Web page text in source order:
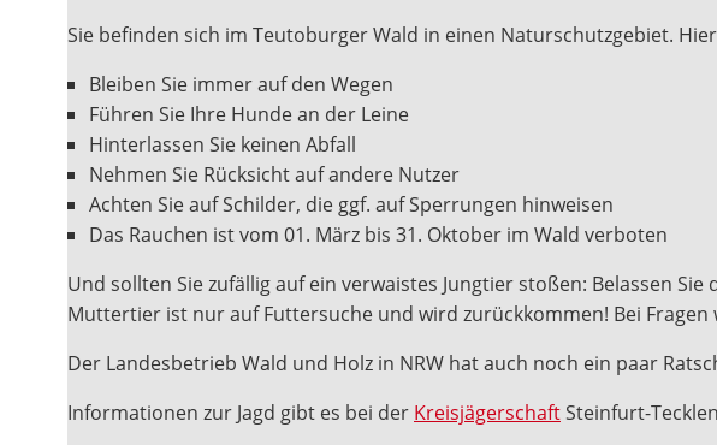
Sie befinden sich im Teutoburger Wald in einen Naturschutzgebiet.
Bleiben Sie immer auf den Wegen
Führen Sie Ihre Hunde an der Leine
Hinterlassen Sie keinen Abfall
Nehmen Sie Rücksicht auf andere Nutzer
Achten Sie auf Schilder, die ggf. auf Sperrungen hinweisen
Das Rauchen ist vom 01. März bis 31. Oktober im Wald verboten
Und sollten Sie zufällig auf ein verwaistes Jungtier stoßen: Belassen
Muttertier ist nur auf Futtersuche und wird zurückkommen! Bei Fragen
Der Landesbetrieb Wald und Holz in NRW hat auch noch ein paar
Informationen zur Jagd gibt es bei der KreisjägerschaftSteinfurt-